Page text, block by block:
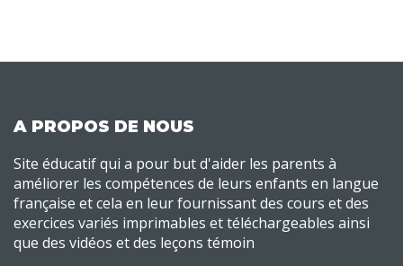
A PROPOS DE NOUS
Site éducatif qui a pour but d'aider les parents à
améliorer les compétences de leurs enfants en langue
française et cela en leur fournissant des cours et des
exercices variés imprimables et téléchargeables ainsi
que des vidéos et des leçons témoin